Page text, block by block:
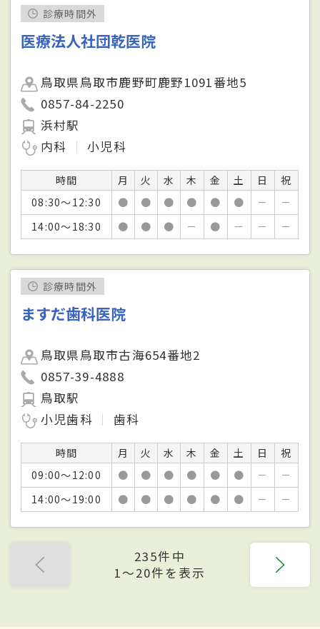
診療時間外
医療法人社団乾医院
鳥取県鳥取市鹿野町鹿野1091番地5
0857-84-2250
浜村駅
内科
小児科
時間 月 火 水 木 金 土 日
祝
08:30～12:30
● ● ● ● ● ● －
－
14:00～18:30
● ● ● － ● － － －
診療時間外
ますだ歯科医院
鳥取県鳥取市古海654番地2
0857-39-4888
鳥取駅
小児歯科
歯科
時間 月 火 水 木 金 土 日
祝
09:00～12:00
● ● ● ● ● ● －
－
14:00～19:00
● ● ● ● ● ● － －
235件中
1〜20件を表示